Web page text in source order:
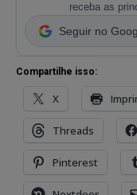
receba as
Seguir no
Compartilhe isso:
X
Threads
Pinterest